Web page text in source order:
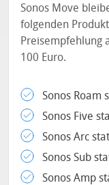
Sonos Move
folgenden
Preisempfehlung
100 Euro.
Sonos Roam
Sonos Five
Sonos Arc
Sonos Sub
Sonos Amp